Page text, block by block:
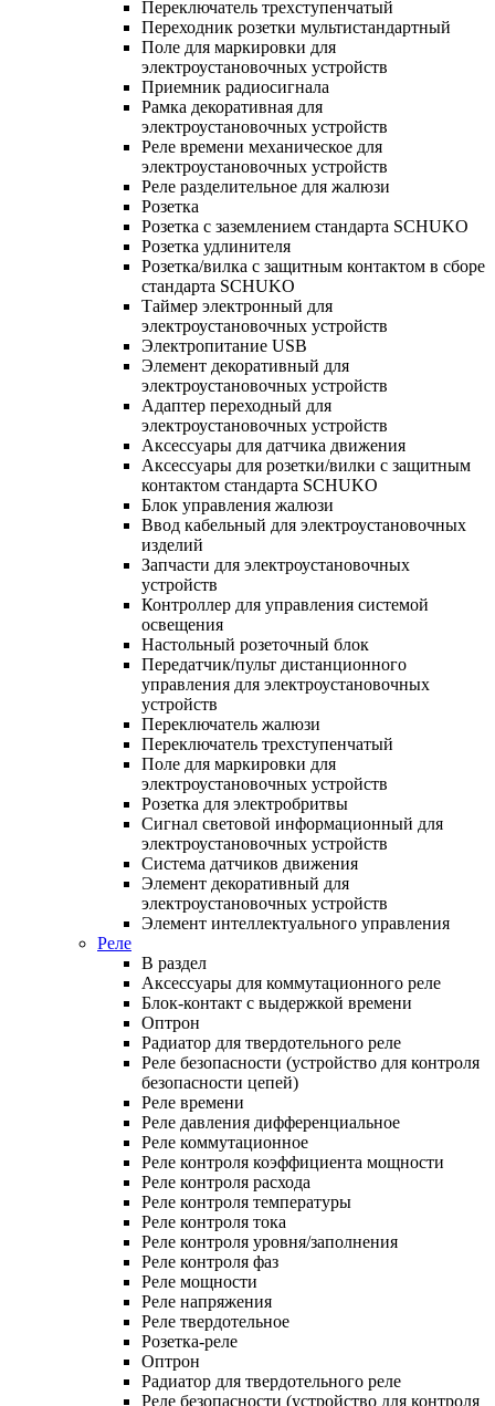
Переключатель трехступенчатый
Переходник розетки мультистандартный
Поле для маркировки для
электроустановочных устройств
Приемник радиосигнала
Рамка декоративная для
электроустановочных устройств
Реле времени механическое для
электроустановочных устройств
Реле разделительное для жалюзи
Розетка
Розетка с заземлением стандарта SCHUKO
Розетка удлинителя
Розетка/вилка с защитным контактом в сборе
стандарта SCHUKO
Таймер электронный для
электроустановочных устройств
Электропитание USB
Элемент декоративный для
электроустановочных устройств
Адаптер переходный для
электроустановочных устройств
Аксессуары для датчика движения
Аксессуары для розетки/вилки с защитным
контактом стандарта SCHUKO
Блок управления жалюзи
Ввод кабельный для электроустановочных
изделий
Запчасти для электроустановочных
устройств
Контроллер для управления системой
освещения
Настольный розеточный блок
Передатчик/пульт дистанционного
управления для электроустановочных
устройств
Переключатель жалюзи
Переключатель трехступенчатый
Поле для маркировки для
электроустановочных устройств
Розетка для электробритвы
Сигнал световой информационный для
электроустановочных устройств
Система датчиков движения
Элемент декоративный для
электроустановочных устройств
Элемент интеллектуального управления
Реле
В раздел
Аксессуары для коммутационного реле
Блок-контакт с выдержкой времени
Оптрон
Радиатор для твердотельного реле
Реле безопасности (устройство для контроля
безопасности цепей)
Реле времени
Реле давления дифференциальное
Реле коммутационное
Реле контроля коэффициента мощности
Реле контроля расхода
Реле контроля температуры
Реле контроля тока
Реле контроля уровня/заполнения
Реле контроля фаз
Реле мощности
Реле напряжения
Реле твердотельное
Розетка-реле
Оптрон
Радиатор для твердотельного реле
Реле безопасности (устройство для контроля